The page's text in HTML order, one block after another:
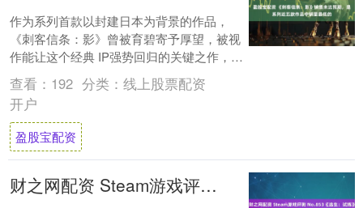
作为系列首款以封建日本为背景的作品，
《刺客信条：影》曾被育碧寄予厚望，被视
作能让这个经典 IP强势回归的关键之作，毕
竟“日本刺客”的设定早已是全球玩家多年的
一种....
查看： 192 分类： 线上股票配资
开户
盈股宝配资
财之网配资 Steam游戏评测 No.853《逃生：试炼》